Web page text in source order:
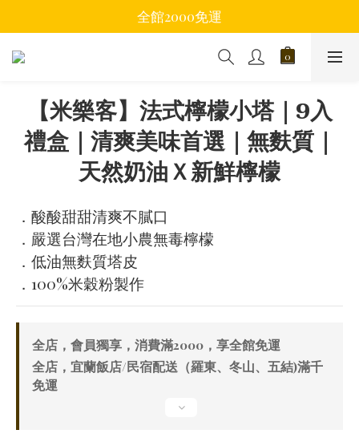
全館2000免運
【米樂客】法式檸檬小塔｜9入
禮盒｜清爽美味首選｜無麩質｜
天然奶油Ｘ新鮮檸檬
．酸酸甜甜清爽不膩口
．嚴選台灣在地小農無毒檸檬
．低油無麩質塔皮
．100%米穀粉製作
全店，會員獨享，消費滿2000，享全館免運
全店，宜蘭飯店/民宿配送（羅東、冬山、五結)滿千
免運